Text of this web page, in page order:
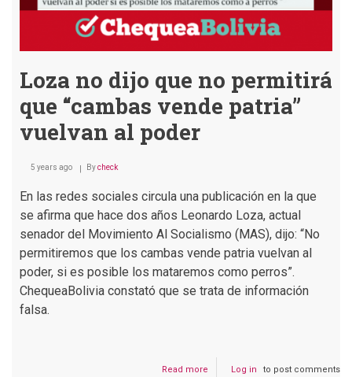
Loza no dijo que no permitirá
que “cambas vende patria”
vuelvan al poder
5 years ago Bycheck
En las redes sociales circula una publicación en la que
se afirma que hace dos años Leonardo Loza, actual
senador del Movimiento Al Socialismo (MAS), dijo: “No
permitiremos que los cambas vende patria vuelvan al
poder, si es posible los mataremos como perros”.
ChequeaBolivia constató que se trata de información
falsa.
Read more Log in to post comments